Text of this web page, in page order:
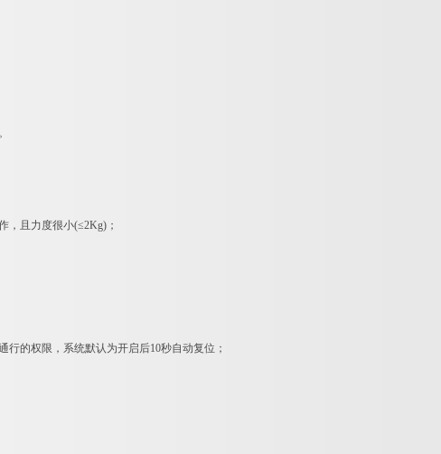
，且力度很小(≤2Kg)；
的权限，系统默认为开启后10秒自动复位；